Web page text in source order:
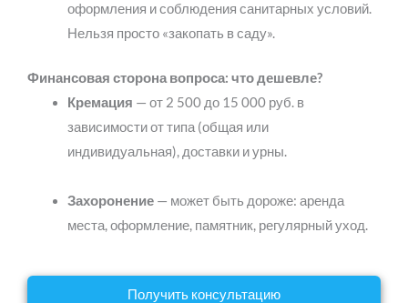
оформления и соблюдения санитарных условий.
Нельзя просто «закопать в саду».
Финансовая сторона вопроса: что дешевле?
Кремация — от 2 500 до 15 000 руб. в
зависимости от типа (общая или
индивидуальная), доставки и урны.
Захоронение— может быть дороже: аренда
места, оформление, памятник, регулярный уход.
Получить консультацию